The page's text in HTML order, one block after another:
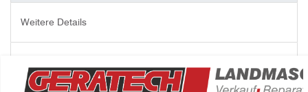
Weitere Details